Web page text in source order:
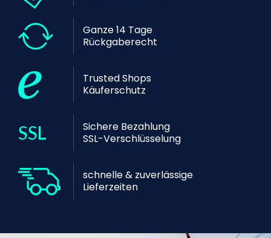
Ganze 14 Tage
Rückgaberecht
Trusted Shops
Käuferschutz
Sichere Bezahlung
SSL-Verschlüsselung
schnelle & zuverlässige
Lieferzeiten